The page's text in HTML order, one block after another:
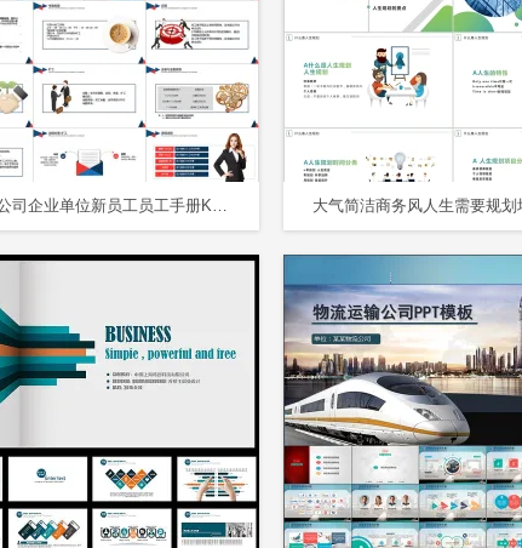
红蓝色公司企业单位新员工员工手册KEYNOTE模板